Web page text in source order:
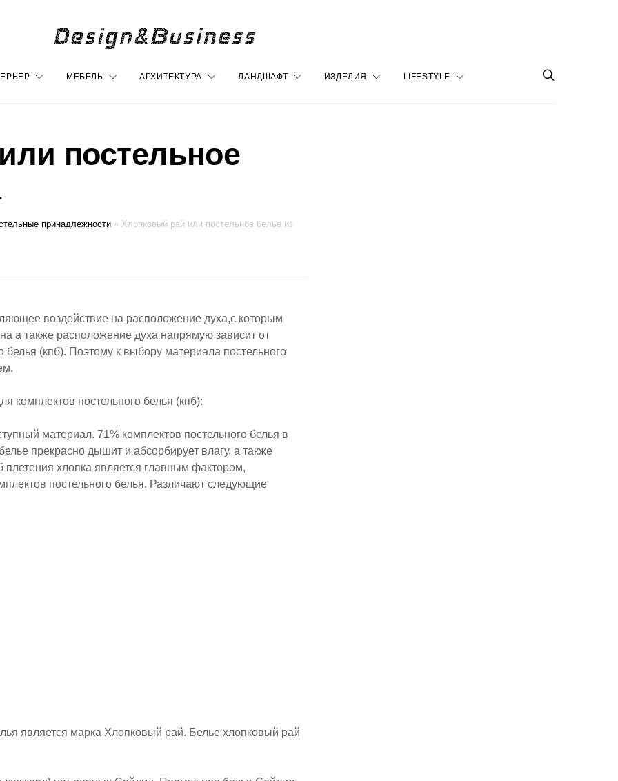
МЕБЕЛЬ АРХИТЕКТУРА ЛАНДШАФТ ИЗДЕЛИЯ LIFESTYLE
постельное
принадлежности » Хлопковый рай или постельное белье из
воздействие на расположение духа,с которым
а также расположение духа напрямую зависит от
белья (кпб). Поэтому к выбору материала постельного
постельного белья (кпб):
материал. 71% комплектов постельного белья в
прекрасно дышит и абсорбирует влагу, а также
плетения хлопка является главным фактором,
постельного белья. Различают следующие
является марка Хлопковый рай. Белье хлопковый рай